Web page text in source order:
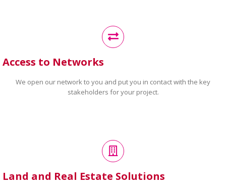
Access to Networks
We open our network to you and put you in contact with the key
stakeholders for your project.
Land and Real Estate Solutions